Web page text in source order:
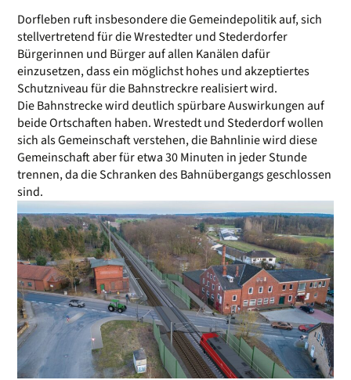
Dorfleben ruft insbesondere die Gemeindepolitik auf, sich
stellvertretend für die Wrestedter und Stederdorfer
Bürgerinnen und Bürger auf allen Kanälen dafür
einzusetzen, dass ein möglichst hohes und akzeptiertes
Schutzniveau für die Bahnstreckre realisiert wird.
Die Bahnstrecke wird deutlich spürbare Auswirkungen auf
beide Ortschaften haben. Wrestedt und Stederdorf wollen
sich als Gemeinschaft verstehen, die Bahnlinie wird diese
Gemeinschaft aber für etwa 30 Minuten in jeder Stunde
trennen, da die Schranken des Bahnübergangs geschlossen
sind.